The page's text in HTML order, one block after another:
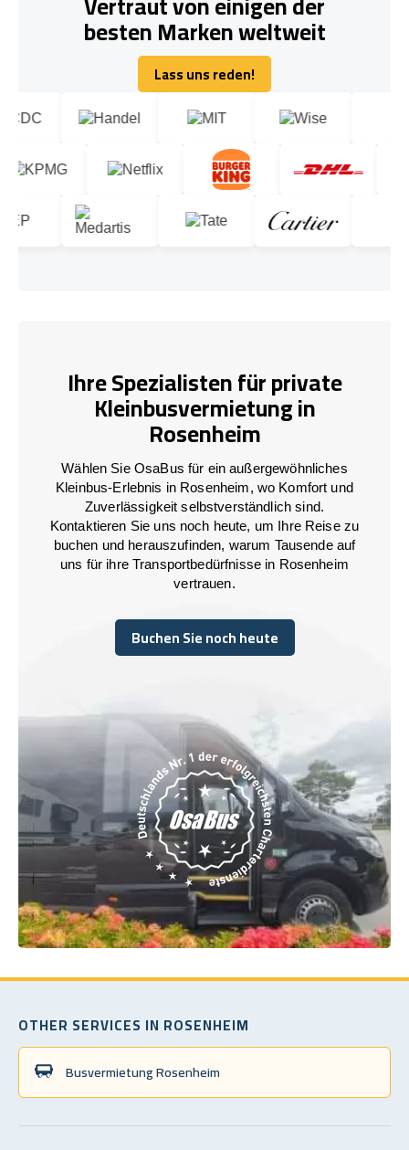
besten Marken weltweit
Lass uns reden!
Lass uns reden!
Ihre Spezialisten für private
Kleinbusvermietung in
Rosenheim
Wählen Sie OsaBus für ein außergewöhnliches
Kleinbus-Erlebnis in Rosenheim, wo Komfort und
Zuverlässigkeit selbstverständlich sind.
Kontaktieren Sie uns noch heute, um Ihre Reise zu
buchen und herauszufinden, warum Tausende auf
uns für ihre Transportbedürfnisse in Rosenheim
vertrauen.
Buchen Sie noch heute
Buchen Sie noch heute
OTHER SERVICES IN ROSENHEIM
Busvermietung Rosenheim